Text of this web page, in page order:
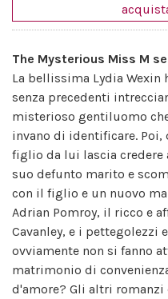
The Mysterious Miss M
La bellissima Lydia Wexin
senza precedenti
misterioso gentiluomo
invano di identificare.
figlio da lui lascia
suo defunto marito e
con il figlio e un nuovo
Adrian Pomroy, il ricco e
Cavanley, e i pettegolezzi
ovviamente non si fanno
matrimonio di
d'amore? Gli altri romanzi